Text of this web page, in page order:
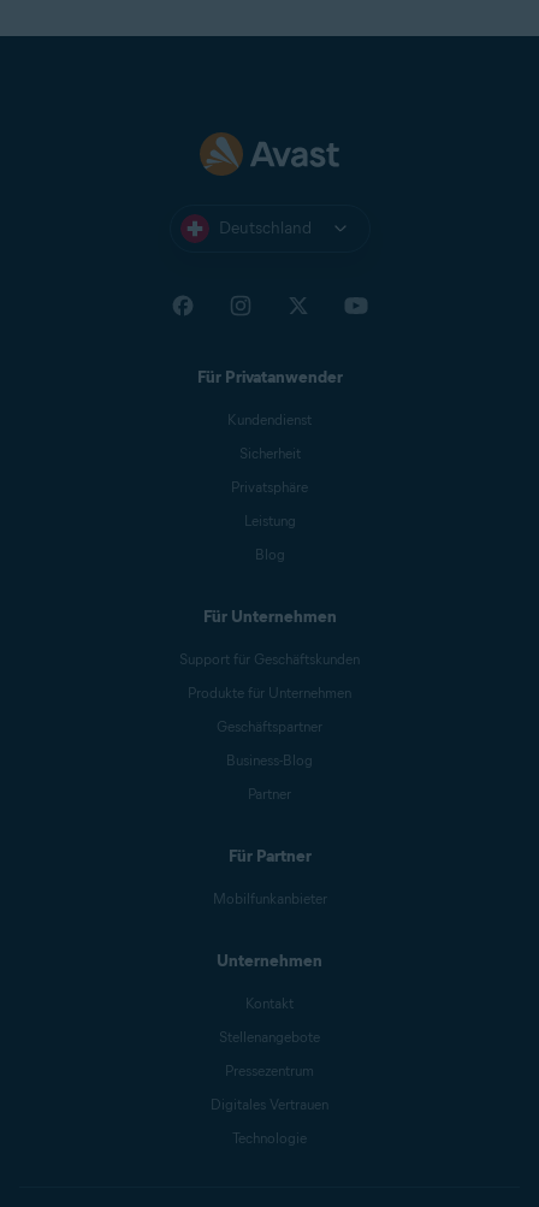
Deutschland
Für Privatanwender
Kundendienst
Sicherheit
Privatsphäre
Leistung
Blog
Für Unternehmen
Support für Geschäftskunden
Produkte für Unternehmen
Geschäftspartner
Business-Blog
Partner
Für Partner
Mobilfunkanbieter
Unternehmen
Kontakt
Stellenangebote
Pressezentrum
Digitales Vertrauen
Technologie